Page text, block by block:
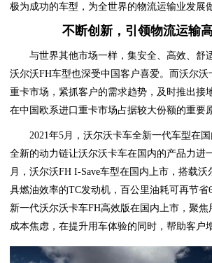
极为成功的车型，为全世界的物流运输业发展
不断创新，引领物流运输
与世界其他市场一样，集安全、高效、舒
沃尔沃FH车型也深受中国客户喜爱。而沃尔沃
重卡市场，紧抓客户的需求趋势，及时推出接
在中国欧系进口重卡市场占据较大份额的重要
2021年5月，沃尔沃卡车全新一代车型在
全新的动力链让沃尔沃卡车在国内的产品力进
月，沃尔沃FH I-Save车型在国内上市，搭载
具燃油效率的TC发动机，百公里油耗可再节省
新一代沃尔沃卡车FH高效版在国内上市，聚焦
成本焦虑，在提升用车体验的同时，帮助客户